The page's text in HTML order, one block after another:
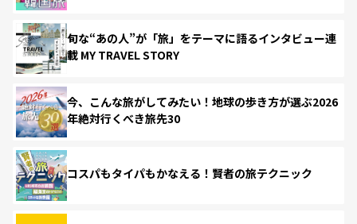
旬な“あの人”が「旅」をテーマに語るインタビュー連
載 MY TRAVEL STORY
今、こんな旅がしてみたい！地球の歩き方が選ぶ2026
年絶対行くべき旅先30
コスパもタイパもかなえる！賢者の旅テクニック